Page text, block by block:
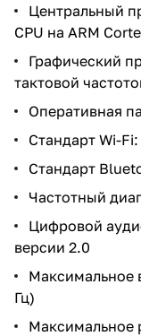
Центральный
CPU на ARM
Графический
тактовой
Оперативная
Стандарт Wi-
Стандарт
Частотный
Цифровой
версии 2.0
Максимальное
Гц)
Максимальное